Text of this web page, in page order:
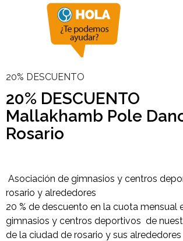
20% DESCUENTO
20% DESCUENTO
Mallakhamb Pole
Rosario
Asociación de gimnasios y centros
rosario y alrededores
20 % de descuento en la cuota mensual
gimnasios y centros deportivos de
de la ciudad de rosario y sus alrededores